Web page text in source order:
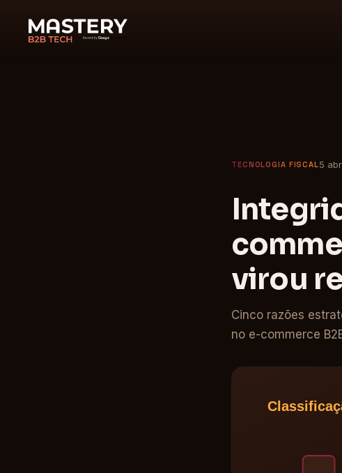
TECNOLOGIA FISCAL5
virou
Cinco razões
no e-commerce